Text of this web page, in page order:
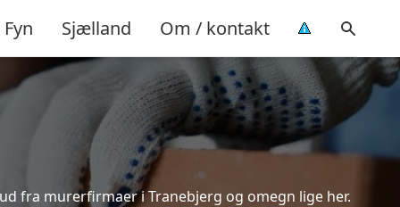
Fyn Sjælland Om / kontakt
fra murerfirmaer i Tranebjerg og omegn lige her.